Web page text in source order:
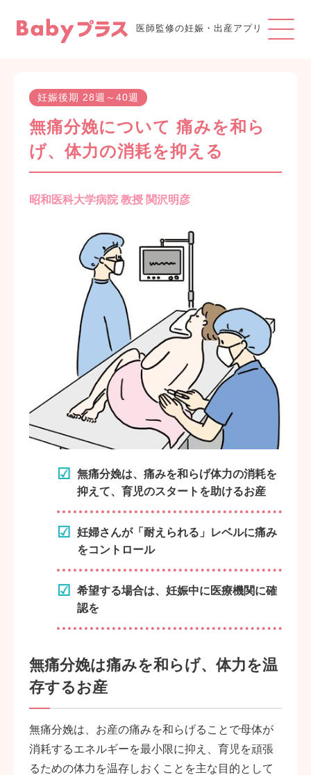
医師監修の妊娠・出産アプリ
妊娠後期 28週～40週
無痛分娩について 痛みを和ら
げ、体力の消耗を抑える
昭和医科大学病院 教授 関沢明彦
無痛分娩は、痛みを和らげ体力の消耗を
抑えて、育児のスタートを助けるお産
妊婦さんが「耐えられる」レベルに痛み
をコントロール
希望する場合は、妊娠中に医療機関に確
認を
無痛分娩は痛みを和らげ、体力を温
存するお産
無痛分娩は、お産の痛みを和らげることで母体が
消耗するエネルギーを最小限に抑え、育児を頑張
るための体力を温存しおくことを主な目的として